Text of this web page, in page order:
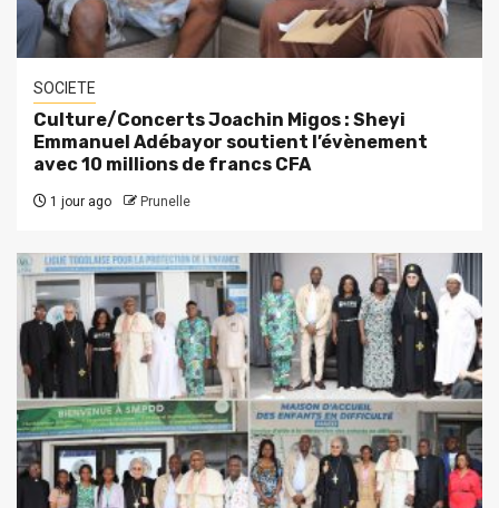
SOCIETE
Culture/Concerts Joachin Migos : Sheyi
Emmanuel Adébayor soutient l’évènement
avec 10 millions de francs CFA
1 jour ago Prunelle